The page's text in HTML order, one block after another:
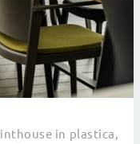
in plastica,